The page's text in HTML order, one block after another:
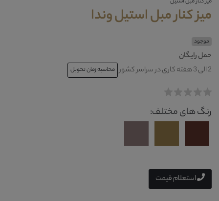
میز کنار مبل استیل وندا
موجود
حمل رایگان
2 الی 3 هفته کاری در سراسر کشور
محاسبه زمان تحویل
رنگ های مختلف:
استعلام قیمت